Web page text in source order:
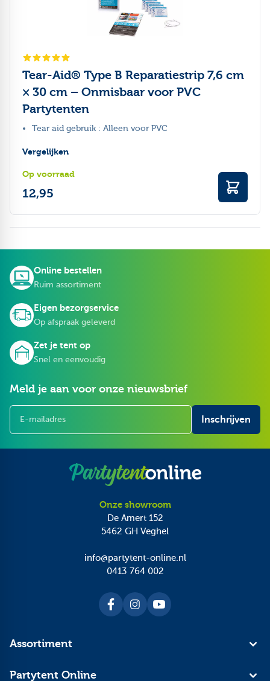
Tear-Aid® Type B Reparatiestrip 7,6 cm
× 30 cm – Onmisbaar voor PVC
Partytenten
Tear aid gebruik : Alleen voor PVC
Vergelijken
Op voorraad
12,95
Online bestellen
Ruim assortiment
Eigen bezorgservice
Op afspraak geleverd
Zet je tent op
Snel en eenvoudig
Meld je aan voor onze nieuwsbrief
E-mailadres
Inschrijven
Onze showroom
De Amert 152
5462 GH Veghel
info@partytent-online.nl
0413 764 002
Assortiment
Partytent Online